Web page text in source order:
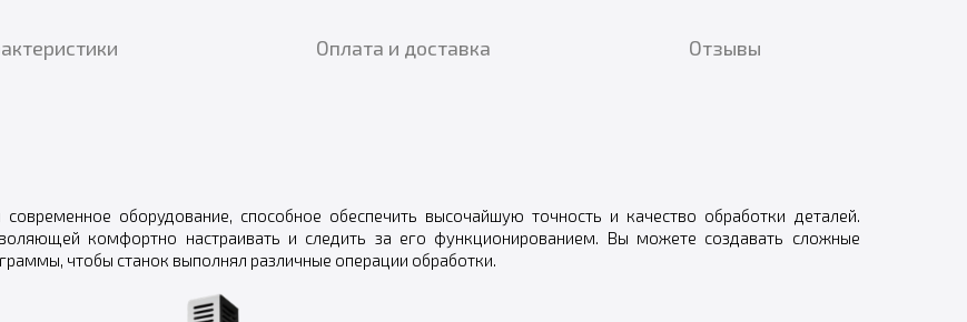
Оплата и доставка Отзывы
современное оборудование, способное обеспечить высочайшую точность и качество обработки деталей.
комфортно настраивать и следить за его функционированием. Вы можете создавать сложные
чтобы станок выполнял различные операции обработки.